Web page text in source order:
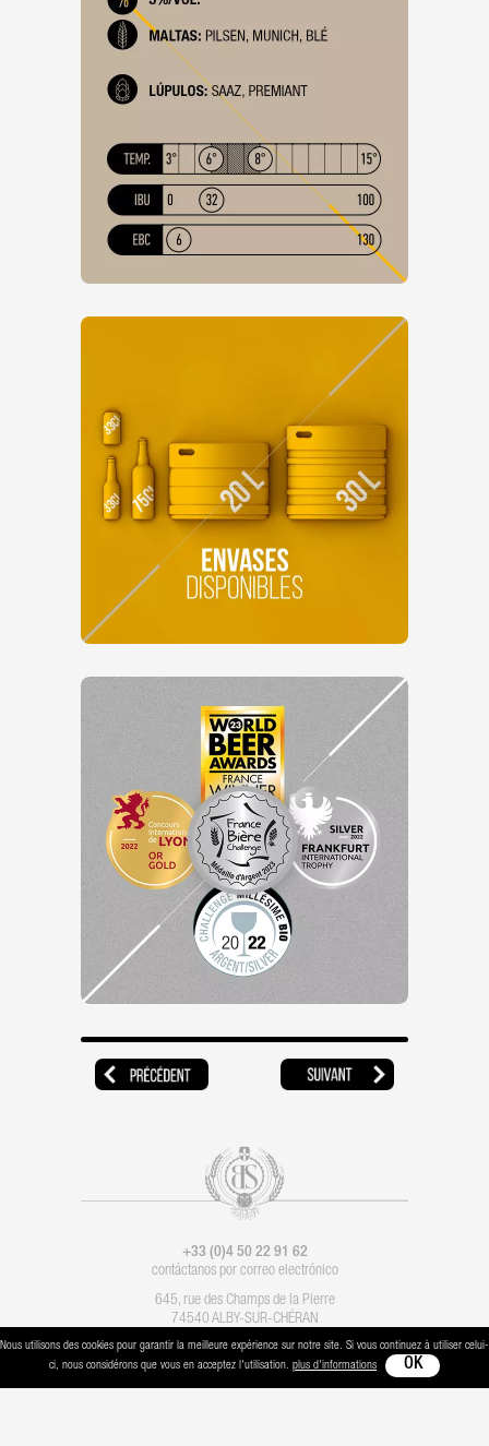
Nous utilisons des cookies pour garantir la meilleure expérience sur notre site. Si vous continuez à utiliser celui-
ci, nous considérons que vous en acceptez l'utilisation. plus d'informations
+33 (0)4 50 22 91 62
contáctanos por correo electrónico
645, rue des Champs de la Pierre
74540 ALBY-SUR-CHÉRAN
Condiciones legales - Imaginación :Les Alchimistes- Producción :Boondooa